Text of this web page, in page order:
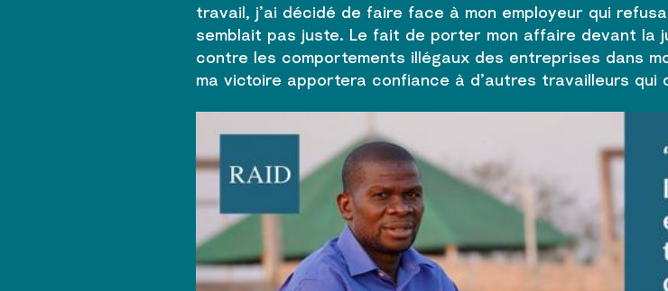
travail, j’ai décidé de faire face à mon employeur qui
semblait pas juste. Le fait de porter mon affaire devant la
contre les comportements illégaux des entreprises dans
ma victoire apportera confiance à d’autres travailleurs